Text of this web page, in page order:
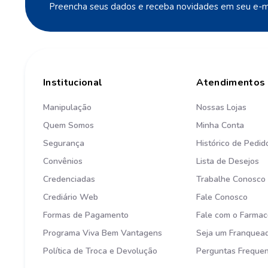
Preencha seus dados e receba novidades em seu e-
Institucional
Manipulação
Quem Somos
Segurança
Convênios
Credenciadas
Crediário Web
Formas de Pagamento
Programa Viva Bem Vantagens
Política de Troca e Devolução
Atendimentos
Nossas Lojas
Minha Conta
Histórico de
Lista de Desejos
Trabalhe Conosco
Fale Conosco
Fale com o
Seja um
Perguntas